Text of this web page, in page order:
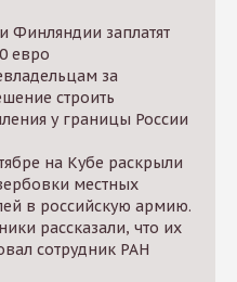
Финляндии заплатят
евро
за
строить
у границы России
на Кубе раскрыли
местных
в российскую армию.
рассказали, что их
сотрудник РАН